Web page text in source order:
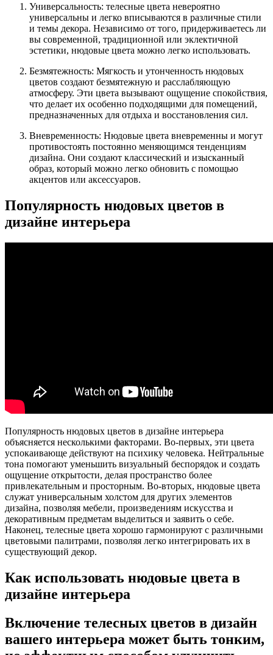
Универсальность: телесные цвета невероятно
универсальны и легко вписываются в различные стили
и темы декора. Независимо от того, придерживаетесь ли
вы современной, традиционной или эклектичной
эстетики, нюдовые цвета можно легко использовать.
Безмятежность: Мягкость и утонченность нюдовых
цветов создают безмятежную и расслабляющую
атмосферу. Эти цвета вызывают ощущение спокойствия,
что делает их особенно подходящими для помещений,
предназначенных для отдыха и восстановления сил.
Вневременность: Нюдовые цвета вневременны и могут
противостоять постоянно меняющимся тенденциям
дизайна. Они создают классический и изысканный
образ, который можно легко обновить с помощью
акцентов или аксессуаров.
Популярность нюдовых цветов в
дизайне интерьера
Популярность нюдовых цветов в дизайне интерьера
объясняется несколькими факторами. Во-первых, эти цвета
успокаивающе действуют на психику человека. Нейтральные
тона помогают уменьшить визуальный беспорядок и создать
ощущение открытости, делая пространство более
привлекательным и просторным. Во-вторых, нюдовые цвета
служат универсальным холстом для других элементов
дизайна, позволяя мебели, произведениям искусства и
декоративным предметам выделиться и заявить о себе.
Наконец, телесные цвета хорошо гармонируют с различными
цветовыми палитрами, позволяя легко интегрировать их в
существующий декор.
Как использовать нюдовые цвета в
дизайне интерьера
Включение телесных цветов в дизайн
вашего интерьера может быть тонким,